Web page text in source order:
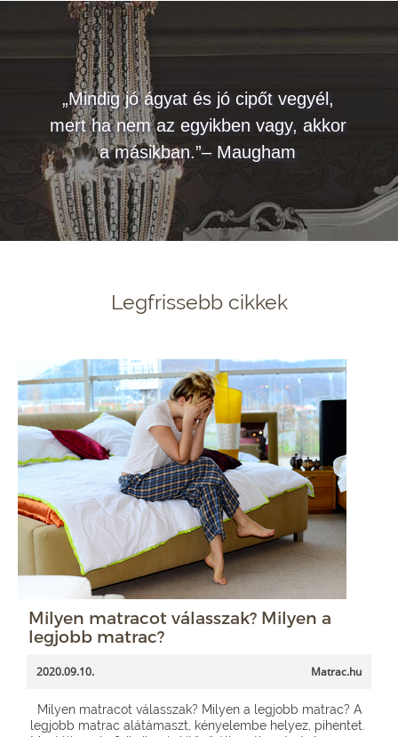
„Mindig jó ágyat és jó cipőt vegyél,
mert ha nem az egyikben vagy, akkor
a másikban.”– Maugham
Legfrissebb cikkek
Milyen matracot válasszak? Milyen a
legjobb matrac?
2020.09.10. Matrac.hu
Milyen matracot válasszak? Milyen a legjobb matrac? A
legjobb matrac alátámaszt, kényelembe helyez, pihentet.